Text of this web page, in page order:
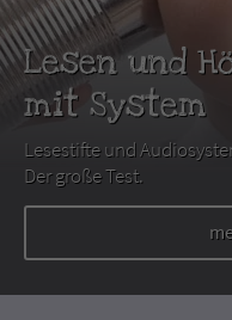
Lesen und
mit System
Lesestifte und
Der große Test.